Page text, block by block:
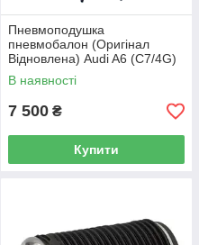
Пневмоподушка
пневмобалон (Оригінал
Відновлена) Audi A6 (C7/4G)
(передня)
В наявності
7 500 ₴
Купити